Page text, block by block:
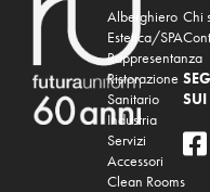
Alberghiero
Estetica/SPA
Rappresentanza
Ristorazione
Sanitario
Industria
Servizi
Accessori
Clean Rooms
Chi
SUI